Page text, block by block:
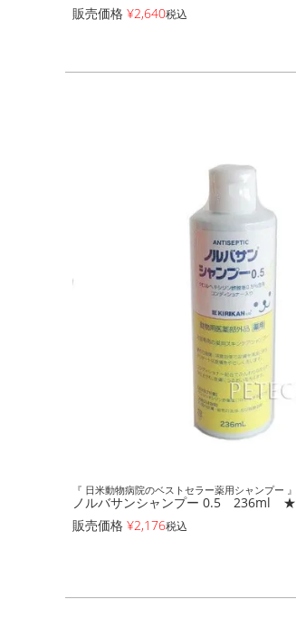
販売価格 ¥2,640税込
『 日米動物病院のベストセラー薬用シャンプー 』
ノルバサンシャンプー 0.5 236ml ★
販売価格 ¥2,176税込